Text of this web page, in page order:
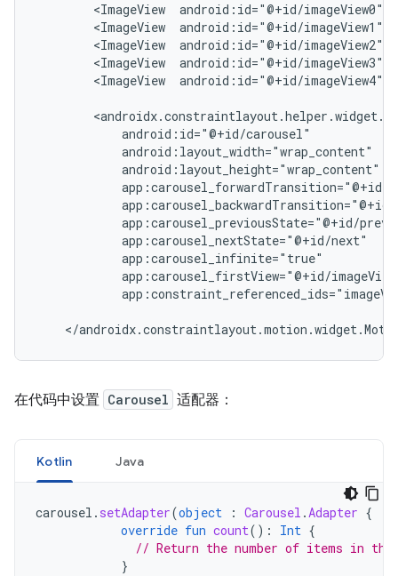
<ImageView android:id="@+id/imageView0"
<ImageView
android:id="@+id/imageView1"
<ImageView
android:id="@+id/imageView2"
<ImageView
android:id="@+id/imageView3"
<ImageView
android:id="@+id/imageView4"
在代码中设置 Carousel 适配器：
Kotlin Java
carousel . setAdapter(object : Carousel .Adapter {
override fun count(): Int {
// Return the number of items in the
}